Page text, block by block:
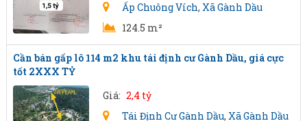
Ấp Chuông Vích, Xã Gành Dầu
124.5 m²
Cần bán gấp lô 114 m2 khu tái định cư Gành Dầu, giá cực
tốt 2XXX TỶ
Giá: 2,4 tỷ
Tái Định Cư Gành Dầu, Xã Gành Dầu